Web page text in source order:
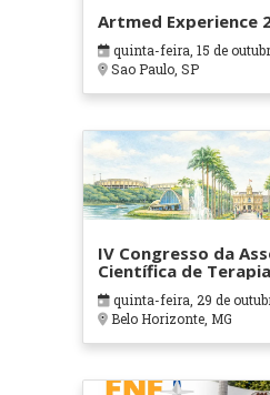
Artmed Experience
quinta-feira, 15 de
Sao Paulo, SP
IV Congresso da
Científica de
em Contextos
Cuidados Paliativos -
quinta-feira, 29 de
Belo Horizonte, MG